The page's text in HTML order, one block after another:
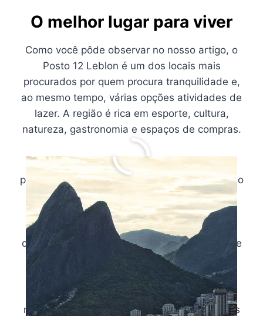
O melhor lugar para viver
Como você pôde observar no nosso artigo, o
Posto 12 Leblon é um dos locais mais
procurados por quem procura tranquilidade e,
ao mesmo tempo, várias opções atividades de
lazer. A região é rica em esporte, cultura,
natureza, gastronomia e espaços de compras.
Todo perímetro da Av. Delfim Moreira é
permeado desses atributos. Isso torna a região
um dos melhores locais para viver no Rio de
Janeiro. O Leblon já é reconhecido por ser o
bairro com um dos mais altos índices em
qualidade de vida no Brasil, com residências e
espaços condominiais de elevado padrão.
Suas grandes metragens (consideradas as
mais valorizadas no país) possuem estruturas